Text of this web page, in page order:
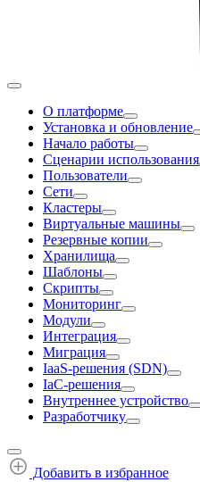
О платформе
Установка и обновление
Начало работы
Сценарии использования
Пользователи
Сети
Кластеры
Виртуальные машины
Резервные копии
Хранилища
Шаблоны
Скрипты
Мониторинг
Модули
Интеграция
Миграция
IaaS-решения (SDN)
IaC-решения
Внутреннее устройство
Разработчику
Добавить в избранное